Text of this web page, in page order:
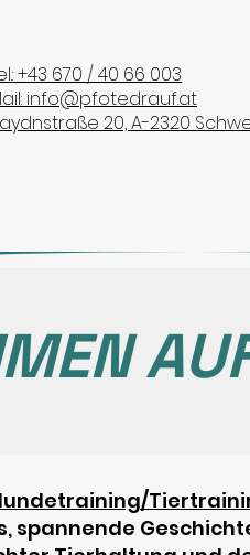
+43 670 / 40 66 003
info@pfotedrauf.at
20, A-2320
spannende